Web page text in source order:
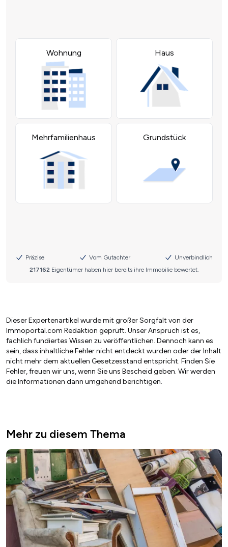
Dieser Expertenartikel wurde mit großer Sorgfalt von der
Immoportal.com Redaktion geprüft. Unser Anspruch ist es,
fachlich fundiertes Wissen zu veröffentlichen. Dennoch kann es
sein, dass inhaltliche Fehler nicht entdeckt wurden oder der Inhalt
nicht mehr dem aktuellen Gesetzesstand entspricht. Finden Sie
Fehler, freuen wir uns, wenn Sie uns Bescheid geben. Wir werden
die Informationen dann umgehend berichtigen.
Mehr zu diesem Thema